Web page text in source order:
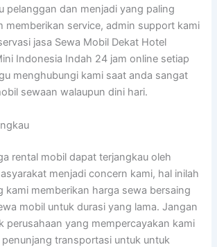
pelanggan dan menjadi yang paling
memberikan service, admin support kami
jasa Sewa Mobil Dekat Hotel
Indonesia Indah 24 jam online setiap
menghubungi kami saat anda sangat
sewaan walaupun dini hari.
rental mobil dapat terjangkau oleh
menjadi concern kami, hal inilah
kami memberikan harga sewa bersaing
mobil untuk durasi yang lama. Jangan
perusahaan yang mempercayakan kami
penunjang transportasi untuk untuk